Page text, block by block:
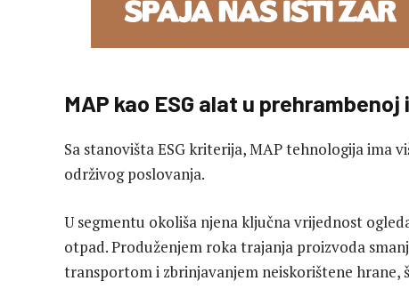
MAP kao ESG alat u
Sa stanovišta ESG kriterija, MAP tehnologija ima
održivog poslovanja.
U segmentu okoliša njena ključna vrijednost
otpad. Produženjem roka trajanja proizvoda
transportom i zbrinjavanjem neiskorištene hrane,